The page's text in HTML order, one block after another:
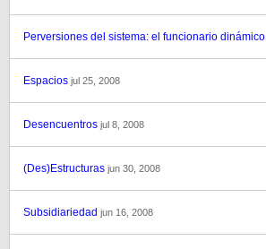
Perversiones del sistema: el funcionario dinámico
Espacios jul 25, 2008
Desencuentros jul 8, 2008
(Des)Estructuras jun 30, 2008
Subsidiariedad jun 16, 2008